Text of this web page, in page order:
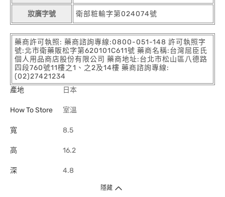
妝廣字號 衛部粧輸字第024074號
藥商許可執照: 藥商諮詢專線:0800-051-148 許可執照字
號:北市衛藥販松字第620101C611號 藥商名稱:台灣屈臣氏
個人用品商店股份有限公司 藥商地址:台北市松山區八德路
四段760號11樓之1、之2及14樓 藥商諮詢專線:
(02)27421234
產地
日本
How To Store 室溫
寬 8.5
高 16.2
深 4.8
隱藏